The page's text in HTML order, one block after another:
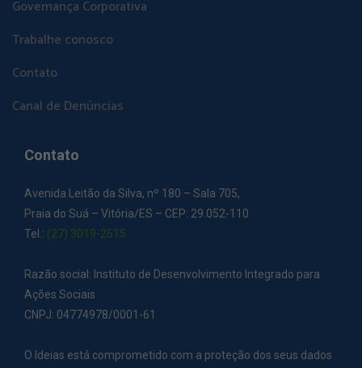
Governança Corporativa
Trabalhe conosco
Contato
Canal de Denúncias
Contato
Avenida Leitão da Silva, nº 180 – Sala 705,
Praia do Suá – Vitória/ES – CEP: 29.052-110
Tel.: (27) 3019-2515
Razão social: Instituto de Desenvolvimento Integrado para
Ações Sociais
CNPJ: 04774978/0001-61
O Ideias está comprometido com a proteção dos seus dados